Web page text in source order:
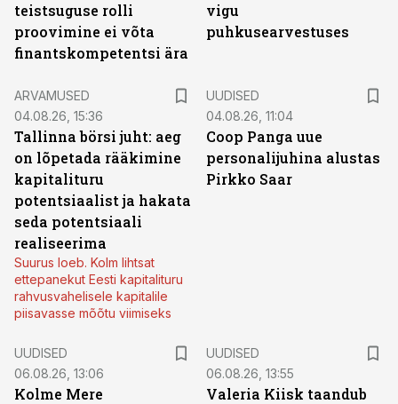
teistsuguse rolli
proovimine ei võta
finantskompetentsi ära
vigu
puhkusearvestuses
ARVAMUSED
04.08.26, 15:36
Tallinna börsi juht: aeg
on lõpetada rääkimine
kapitalituru
potentsiaalist ja hakata
seda potentsiaali
realiseerima
Suurus loeb. Kolm lihtsat
ettepanekut Eesti kapitalituru
rahvusvahelisele kapitalile
piisavasse mõõtu viimiseks
UUDISED
04.08.26, 11:04
Coop Panga uue
personalijuhina alustas
Pirkko Saar
UUDISED
06.08.26, 13:06
Kolme Mere
UUDISED
06.08.26, 13:55
Valeria Kiisk taandub